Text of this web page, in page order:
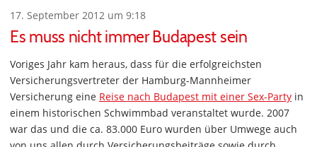
17. September 2012 um 9:18
Es muss nicht immer Budapest sein
Voriges Jahr kam heraus, dass für die erfolgreichsten
Versicherungsvertreter der Hamburg-Mannheimer
Versicherung eine Reise nach Budapest mit einer Sex-Party in
einem historischen Schwimmbad veranstaltet wurde. 2007
war das und die ca. 83.000 Euro wurden über Umwege auch